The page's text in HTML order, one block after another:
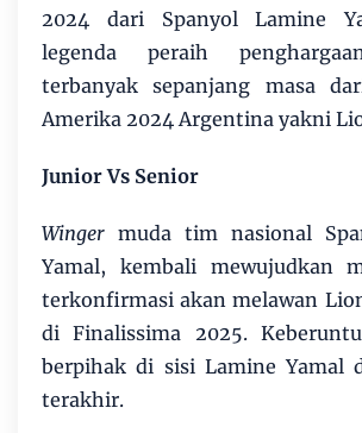
2024 dari Spanyol Lamine
legenda peraih
terbanyak sepanjang masa
Amerika 2024 Argentina yakni
Junior Vs Senior
Winger muda tim nasional
Yamal, kembali mewujudkan
terkonfirmasi akan melawan
di Finalissima 2025.
berpihak di sisi Lamine Yamal
terakhir.